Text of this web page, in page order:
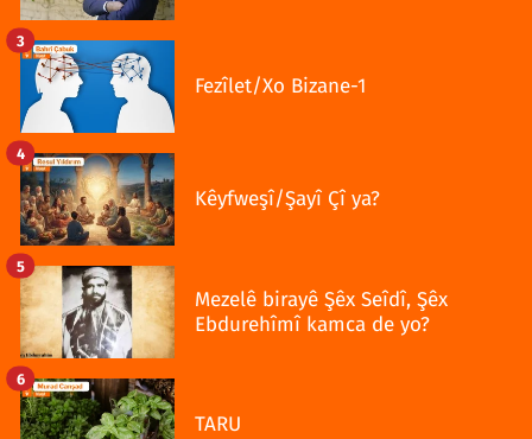
Fezîlet/Xo Bizane-1
3
Kêyfweşî/Şayî Çî ya?
4
Mezelê birayê Şêx Seîdî, Şêx
Ebdurehîmî kamca de yo?
5
TARU
6